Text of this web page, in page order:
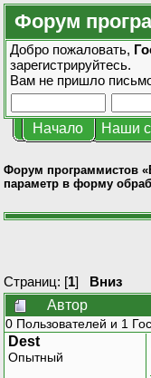
Форум
Добро пожаловать,
зарегистрируйтесь.
Вам не пришло
Начало Наши
Форум программистов
параметр в форму
Страниц: [1] Вниз
Автор
0 Пользователей и 1
Dest
Опытный